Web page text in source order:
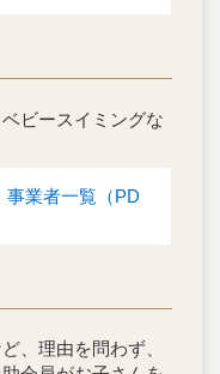
ビースイミングな
業者一覧（PD
、理由を問わず、